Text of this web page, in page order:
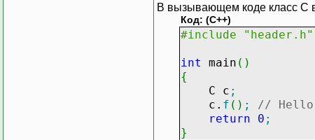
C::~C()
{
}
В вызывающем коде класс C
Код: (C++)
#include "header.h"
int main ( )
{
C c ;
c. f ( ) ;
// Hello
return
0 ;
}